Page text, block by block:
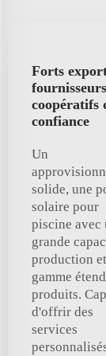
Forts
fournisseurs
coopératifs
confiance
Un
solide, une
solaire pour
piscine avec
grande
production
gamme
produits.
d'offrir des
services